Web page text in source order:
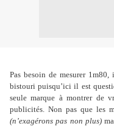
Pas besoin de mesurer
bistouri puisqu’ici il est
seule marque à montrer de
publicités. Non pas que les
(n’exagérons pas non plus)